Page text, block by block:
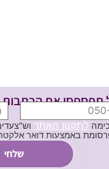
תפספסי את הכתבות
לתקנון האתר
אלקטרוני ומסרונים. תוכלי להסיר